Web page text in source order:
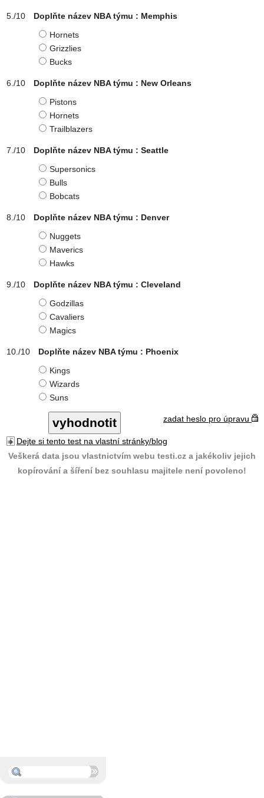
Doplňte název NBA týmu : Memphis
Hornets
Grizzlies
Bucks
Doplňte název NBA týmu : New Orleans
Pistons
Hornets
Trailblazers
Doplňte název NBA týmu : Seattle
Supersonics
Bulls
Bobcats
Doplňte název NBA týmu : Denver
Nuggets
Maverics
Hawks
Doplňte název NBA týmu : Cleveland
Godzillas
Cavaliers
Magics
Doplňte název NBA týmu : Phoenix
Kings
Wizards
Suns
zadat heslo pro úpravu
Dejte si tento test na vlastní stránky/blog
Veškerá data jsou vlastnictvím webu testi.cz a jakékoliv jejich
kopírování a šíření bez souhlasu majitele není povoleno!